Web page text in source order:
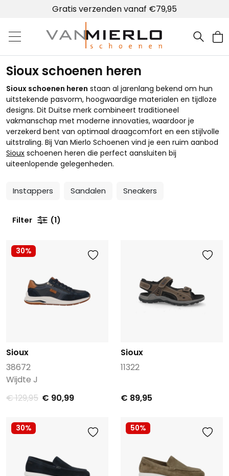
Gratis verzenden vanaf €79,95
Home | Van Mierlo schoenen
Sioux schoenen heren
Sioux schoenen heren staan al jarenlang bekend om hun
uitstekende pasvorm, hoogwaardige materialen en tijdloze
designs. Dit Duitse merk combineert traditioneel
vakmanschap met moderne innovaties, waardoor je
verzekerd bent van optimaal draagcomfort en een stijlvolle
uitstraling. Bij Van Mierlo Schoenen vind je een ruim aanbod
Sioux schoenen heren die perfect aansluiten bij
uiteenlopende gelegenheden.
Instappers Sandalen Sneakers
Filter 1
30%
Sioux
38672
Wijdte J
€ 129,95 € 90,99
Sioux
11322
€ 89,95
30% 50%